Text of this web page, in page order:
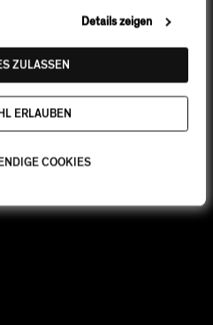
Details zeigen
ZULASSEN
ERLAUBEN
COOKIES